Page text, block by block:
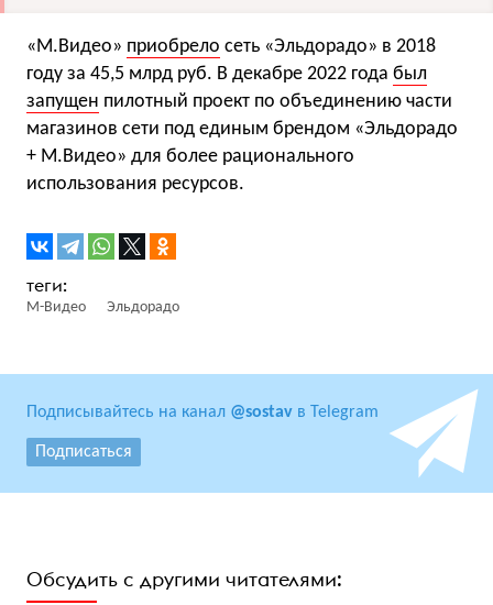
«М.Видео» приобрело сеть «Эльдорадо» в 2018
году за 45,5 млрд руб. В декабре 2022 года был
запущен пилотный проект по объединению части
магазинов сети под единым брендом «Эльдорадо
+ М.Видео» для более рационального
использования ресурсов.
М-Видео Эльдорадо
Подписывайтесь на канал @sostav в Telegram
Подписаться
Обсудить с другими читателями: